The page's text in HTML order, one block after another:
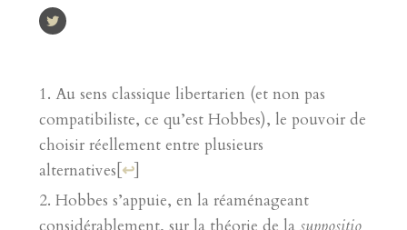
Au sens classique libertarien (et non pas
compatibiliste, ce qu’est Hobbes), le pouvoir de
choisir réellement entre plusieurs
alternatives ↩]
Hobbes s’appuie, en la réaménageant
considérablement, sur la théorie de la suppositio